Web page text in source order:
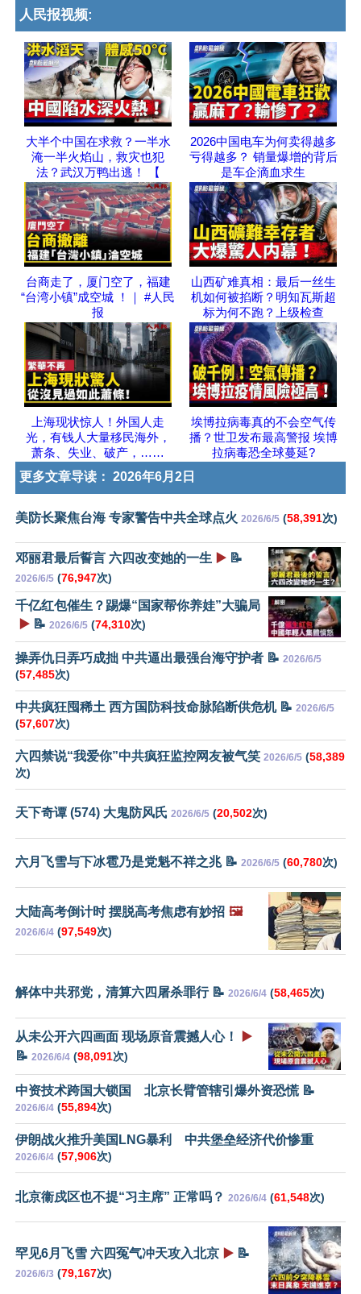
人民报视频:
大半个中国在求救？一半水
淹一半火焰山，救灾也犯
法？武汉万鸭出逃！ 【
2026中国电车为何卖得越多
亏得越多？ 销量爆增的背后
是车企滴血求生
台商走了，厦门空了，福建
“台湾小镇”成空城 ！｜ #人民
报
山西矿难真相：最后一丝生
机如何被掐断？明知瓦斯超
标为何不跑？上级检查
上海现状惊人！外国人走
光，有钱人大量移民海外，
萧条、失业、破产，……
埃博拉病毒真的不会空气传
播？世卫发布最高警报 埃博
拉病毒恐全球蔓延?
更多文章导读： 2026年6月2日
美防长聚焦台海 专家警告中共全球点火 2026/6/5 (58,391次)
邓丽君最后誓言 六四改变她的一生 ▶️ 📝
2026/6/5 (76,947次)
千亿红包催生？踢爆“国家帮你养娃”大骗局
▶️ 📝 2026/6/5 (74,310次)
操弄仇日弄巧成拙 中共逼出最强台海守护者 📝 2026/6/5
(57,485次)
中共疯狂囤稀土 西方国防科技命脉陷断供危机 📝 2026/6/5
(57,607次)
六四禁说“我爱你”中共疯狂监控网友被气笑 2026/6/5 (58,389
次)
天下奇谭 (574) 大鬼防风氏 2026/6/5 (20,502次)
六月飞雪与下冰雹乃是党魁不祥之兆 📝 2026/6/5 (60,780次)
大陆高考倒计时 摆脱高考焦虑有妙招 🖼️
2026/6/4 (97,549次)
解体中共邪党，清算六四屠杀罪行 📝 2026/6/4 (58,465次)
从未公开六四画面 现场原音震撼人心！
▶️
📝 2026/6/4 (98,091次)
中资技术跨国大锁国 北京长臂管辖引爆外资恐慌 📝
2026/6/4 (55,894次)
伊朗战火推升美国LNG暴利 中共堡垒经济代价惨重
2026/6/4 (57,906次)
北京衞戍区也不提“习主席” 正常吗？ 2026/6/4 (61,548次)
罕见6月飞雪 六四冤气冲天攻入北京 ▶️ 📝
2026/6/3 (79,167次)